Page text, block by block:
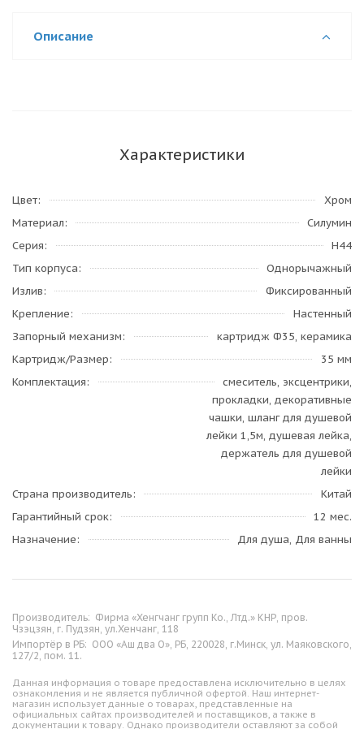
Описание
Характеристики
Цвет
Хром
Материал
Силумин
Серия
H44
Тип корпуса
Однорычажный
Излив
Фиксированный
Крепление
Настенный
Запорный механизм
картридж Ф35, керамика
Картридж/Размер
35 мм
Комплектация
смеситель, эксцентрики,
прокладки, декоративные
чашки, шланг для душевой
лейки 1,5м, душевая лейка,
держатель для душевой
лейки
Страна производитель
Китай
Гарантийный срок
12 мес.
Назначение
Для душа, Для ванны
Производитель: Фирма «Хенгчанг групп Ко., Лтд.» КНР, пров.
Чзэцзян, г. Пудзян, ул.Хенчанг, 118
Импортёр в РБ: ООО «Аш два О», РБ, 220028, г.Минск, ул. Маяковского,
127/2, пом. 11.
Данная информация о товаре предоставлена исключительно в целях
ознакомления и не является публичной офертой. Наш интернет-
магазин использует данные о товарах, представленные на
официальных сайтах производителей и поставщиков, а также в
документации к товару. Однако производители оставляют за собой